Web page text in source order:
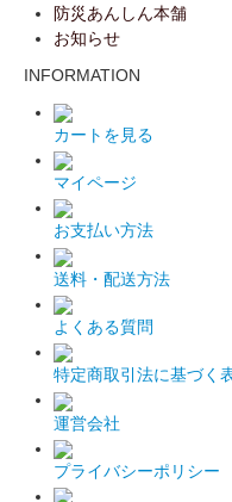
防災あんしん本舗
お知らせ
INFORMATION
カートを見る
マイページ
お支払い方法
送料・配送方法
よくある質問
特定商取引法に基づく
運営会社
プライバシーポリシー